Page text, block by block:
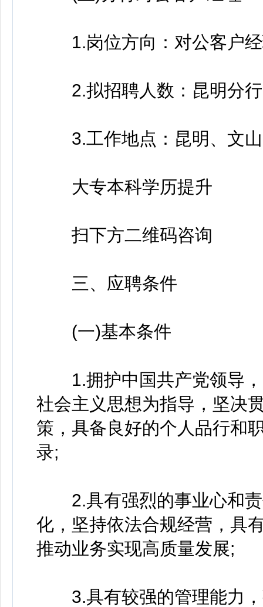
1.岗位方向：对公客户经
2.拟招聘人数：昆明分行
3.工作地点：昆明、文
大专本科学历提升
扫下方二维码咨询
三、应聘条件
(一)基本条件
1.拥护中国共产党领导，
社会主义思想为指导，坚决
策，具备良好的个人品行和
录;
2.具有强烈的事业心和责
化，坚持依法合规经营，具
推动业务实现高质量发展;
3.具有较强的管理能力，